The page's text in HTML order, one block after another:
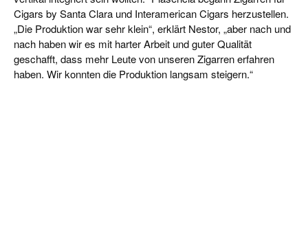
Cigars by Santa Clara und Interamerican Cigars herzustellen.
„Die Produktion war sehr klein“, erklärt Nestor, „aber nach und
nach haben wir es mit harter Arbeit und guter Qualität
geschafft, dass mehr Leute von unseren Zigarren erfahren
haben. Wir konnten die Produktion langsam steigern.“